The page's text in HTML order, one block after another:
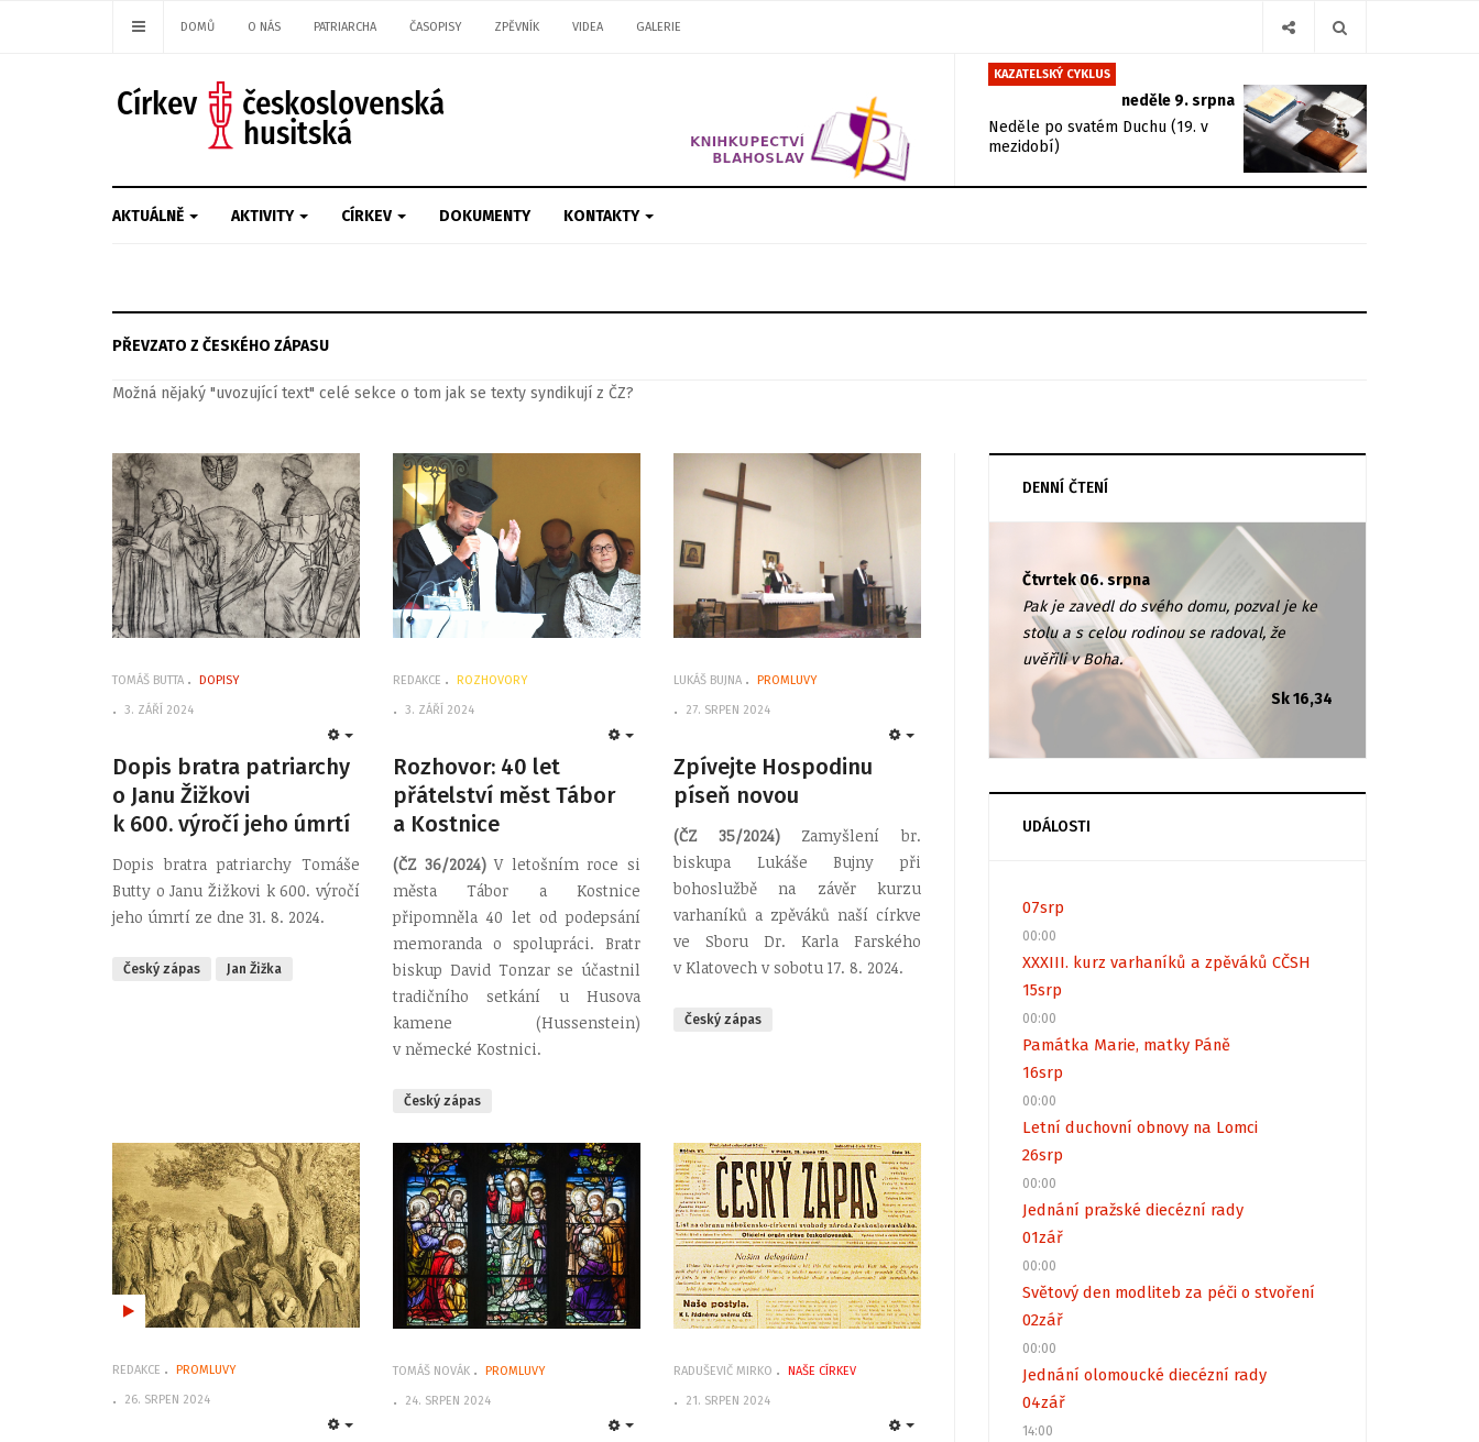
DOMŮ O NÁS PATRIARCHA ČASOPISY ZPĚVNÍK VIDEA GALERIE
KAZATELSKÝ CYKLUS
neděle 9. srpna
Neděle po svatém Duchu (19. v
mezidobí)
AKTUÁLNĚ AKTIVITY CÍRKEV DOKUMENTY KONTAKTY
PŘEVZATO Z ČESKÉHO ZÁPASU
Možná nějaký "uvozující text" celé sekce o tom jak se texty syndikují z ČZ?
TOMÁŠ BUTTA DOPISY
3. ZÁŘÍ 2024
Dopis bratra patriarchy
o Janu Žižkovi
k 600. výročí jeho úmrtí
Dopis bratra patriarchy Tomáše
Butty o Janu Žižkovi k 600. výročí
jeho úmrtí ze dne 31. 8. 2024.
Český zápas Jan Žižka
REDAKCE ROZHOVORY
3. ZÁŘÍ 2024
Rozhovor: 40 let
přátelství měst Tábor
a Kostnice
(ČZ 36/2024)V letošním roce si
města Tábor a Kostnice
připomněla 40 let od podepsání
memoranda o spolupráci. Bratr
biskup David Tonzar se účastnil
tradičního setkání u Husova
kamene (Hussenstein)
v německé Kostnici.
Český zápas
LUKÁŠ BUJNA PROMLUVY
27. SRPEN 2024
Zpívejte Hospodinu
píseň novou
(ČZ 35/2024) Zamyšlení br.
biskupa Lukáše Bujny při
bohoslužbě na závěr kurzu
varhaníků a zpěváků naší církve
ve Sboru Dr. Karla Farského
v Klatovech v sobotu 17. 8. 2024.
Český zápas
REDAKCE PROMLUVY
26. SRPEN 2024
TOMÁŠ NOVÁK PROMLUVY
24. SRPEN 2024
RADUŠEVIČ MIRKO NAŠE CÍRKEV
21. SRPEN 2024
DENNÍ ČTENÍ
Čtvrtek 06. srpna
Pak je zavedl do svého domu, pozval je ke
stolu a s celou rodinou se radoval, že
uvěřili v Boha.
Sk 16,34
UDÁLOSTI
07srp
00:00
XXXIII. kurz varhaníků a zpěváků CČSH
15srp
00:00
Památka Marie, matky Páně
16srp
00:00
Letní duchovní obnovy na Lomci
26srp
00:00
Jednání pražské diecézní rady
01zář
00:00
Světový den modliteb za péči o stvoření
02zář
00:00
Jednání olomoucké diecézní rady
04zář
14:00